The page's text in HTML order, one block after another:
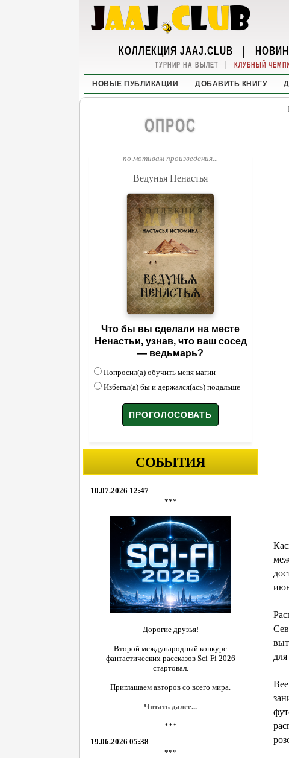
КОЛЛЕКЦИЯ JAAJ.CLUB |
ТУРНИР НА ВЫЛЕТ | КЛУБНЫЙ
НОВЫЕ ПУБЛИКАЦИИ ДОБАВИТЬ КНИГУ
ОПРОС
по мотивам произведения...
Ведунья Ненастья
Что бы вы сделали на месте
Ненастьи, узнав, что ваш сосед
— ведьмарь?
Попросил(а) обучить меня магии
Избегал(а) бы и держался(ась) подальше
СОБЫТИЯ
10.07.2026 12:47
***
Дорогие друзья!
Второй международный конкурс
фантастических рассказов Sci-Fi 2026
стартовал.
Приглашаем авторов со всего мира.
Читать далее...
***
19.06.2026 05:38
***